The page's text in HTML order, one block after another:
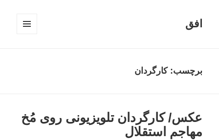
افق
برچسب:کارگردان
عکس/ کارگردان تلویزیونی روی مُخ
مهاجم استقلال